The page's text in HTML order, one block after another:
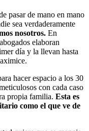
pasar de mano en mano
sea verdaderamente
nosotros. En
elaboran
día y la llevan hasta
hacer espacio a los 30
con cada caso
propia familia. Esta es
como el que ve de